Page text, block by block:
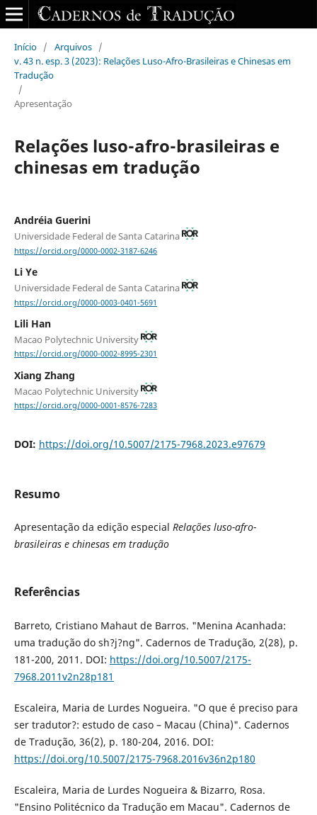
Início / Arquivos /
v. 43 n. esp. 3 (2023): Relações Luso-Afro-Brasileiras e Chinesas em
Tradução
/
Apresentação
Relações luso-afro-brasileiras e
chinesas em tradução
Andréia Guerini
Universidade Federal de Santa Catarina
https://orcid.org/0000-0002-3187-6246
Li Ye
Universidade Federal de Santa Catarina
https://orcid.org/0000-0003-0401-5691
Lili Han
Macao Polytechnic University
https://orcid.org/0000-0002-8995-2301
Xiang Zhang
Macao Polytechnic University
https://orcid.org/0000-0001-8576-7283
DOI: https://doi.org/10.5007/2175-7968.2023.e97679
Resumo
Apresentação da edição especial Relações luso-afro-
brasileiras e chinesas em tradução
Referências
Barreto, Cristiano Mahaut de Barros. "Menina Acanhada:
uma tradução do sh?j?ng". Cadernos de Tradução, 2(28), p.
181-200, 2011. DOI: https://doi.org/10.5007/2175-
7968.2011v2n28p181
Escaleira, Maria de Lurdes Nogueira. "O que é preciso para
ser tradutor?: estudo de caso – Macau (China)". Cadernos
de Tradução, 36(2), p. 180-204, 2016. DOI:
https://doi.org/10.5007/2175-7968.2016v36n2p180
Escaleira, Maria de Lurdes Nogueira & Bizarro, Rosa.
"Ensino Politécnico da Tradução em Macau". Cadernos de